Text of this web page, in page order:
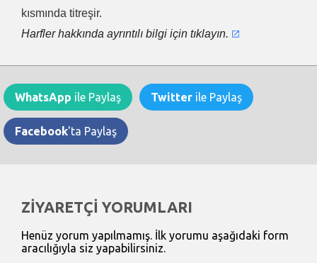
kısmında titreşir.
Harfler hakkında ayrıntılı bilgi için tıklayın.
WhatsApp ile Paylaş Twitter ile Paylaş
Facebook'ta Paylaş
ZİYARETÇİ YORUMLARI
Henüz yorum yapılmamış. İlk yorumu aşağıdaki form
aracılığıyla siz yapabilirsiniz.